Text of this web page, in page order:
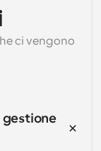
ci vengono
gestione